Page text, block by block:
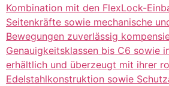
Kombination mit den FlexLock-
Seitenkräfte sowie mechanische
Bewegungen zuverlässig
Genauigkeitsklassen bis C6 sowie
erhältlich und überzeugt mit ihrer
Edelstahlkonstruktion sowie